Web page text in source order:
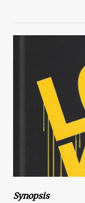
Synopsis